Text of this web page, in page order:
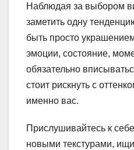
Наблюдая за выбором
заметить одну
быть просто
эмоции, состояние,
обязательно
стоит рискнуть с
именно вас.
Прислушивайтесь к
новыми текстурами,